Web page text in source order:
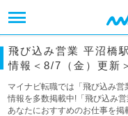
飛び込み営業 平沼橋
情報＜8/7（金）更新＞
マイナビ転職では「飛び込み
情報を多数掲載中!「飛び込み
あなたにおすすめのお仕事を